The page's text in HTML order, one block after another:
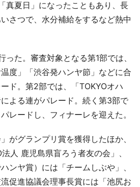
真夏日」になったこともあり、長
さつで、水分補給をするなど熱中
た。審査対象となる第1部では、
温度」「渋谷発ハンヤ節」などに合
ド。第2部では、「TOKYOオハ
よる連がパレード。続く第3部で
レードし、フィナーレを迎えた。
がグランプリ賞を獲得したほか、
人 鹿児島県盲ろう者友の会」、
ンヤ賞）には「チームしぶや」、
促進協議会理事長賞には「池尻お